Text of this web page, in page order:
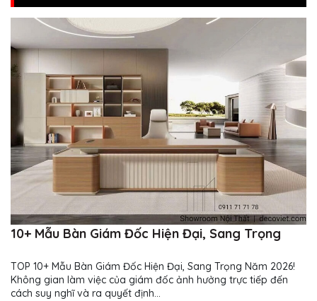
10+ Mẫu Bàn Giám Đốc Hiện Đại, Sang Trọng
TOP 10+ Mẫu Bàn Giám Đốc Hiện Đại, Sang Trọng Năm 2026!
Không gian làm việc của giám đốc ảnh hưởng trực tiếp đến
cách suy nghĩ và ra quyết định...